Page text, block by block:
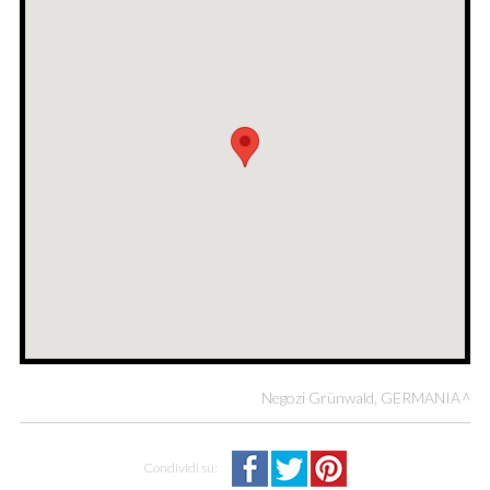
Negozi Grünwald, GERMANIA
Condividi su: